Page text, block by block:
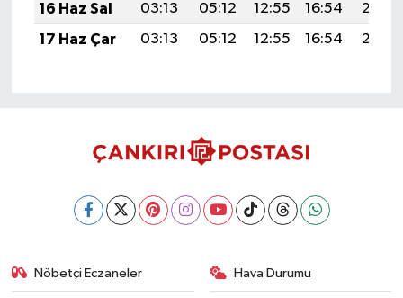
16 Haz Sal
03:13 05:12 12:55 16:54
20:29
17 Haz Çar
03:13 05:12 12:55 16:54 20:29
Nöbetçi Eczaneler Hava Durumu